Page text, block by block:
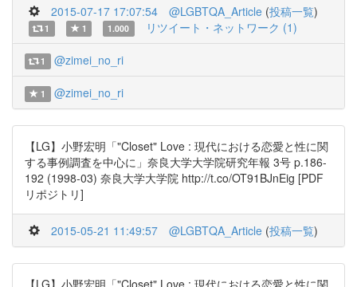
2015-07-17 17:07:54 @LGBTQA_Article (投稿一覧)
1 1 1.000 リツイート・ネットワーク (1)
1 @zimei_no_ri
1 @zimei_no_ri
【LG】小野宏明「"Closet" Love : 現代における恋愛と性に関
する事例調査を中心に」奈良大学大学院研究年報 3号 p.186-
192 (1998-03) 奈良大学大学院 http://t.co/OT91BJnEig [PDF
リポジトリ]
2015-05-21 11:49:57 @LGBTQA_Article (投稿一覧)
【LG】小野宏明「"Closet" Love : 現代における恋愛と性に関